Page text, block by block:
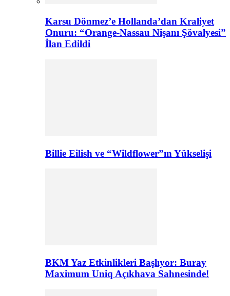
Karsu Dönmez’e Hollanda’dan Kraliyet
Onuru: “Orange-Nassau Nişanı Şövalyesi”
İlan Edildi
Billie Eilish ve “Wildflower”ın Yükselişi
BKM Yaz Etkinlikleri Başlıyor: Buray
Maximum Uniq Açıkhava Sahnesinde!